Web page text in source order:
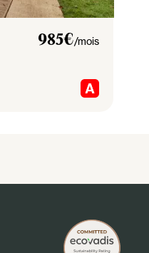
985€/mois